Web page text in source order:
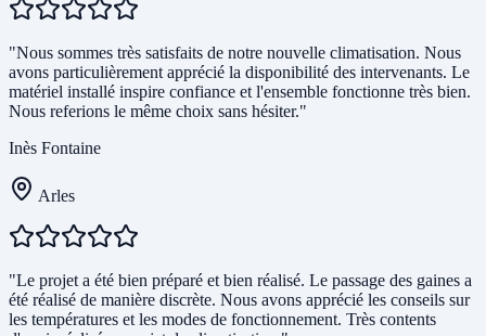
"Nous sommes très satisfaits de notre nouvelle climatisation. Nous
avons particulièrement apprécié la disponibilité des intervenants. Le
matériel installé inspire confiance et l'ensemble fonctionne très bien.
Nous referions le même choix sans hésiter."
Inès Fontaine
Arles
"Le projet a été bien préparé et bien réalisé. Le passage des gaines a
été réalisé de manière discrète. Nous avons apprécié les conseils sur
les températures et les modes de fonctionnement. Très contents